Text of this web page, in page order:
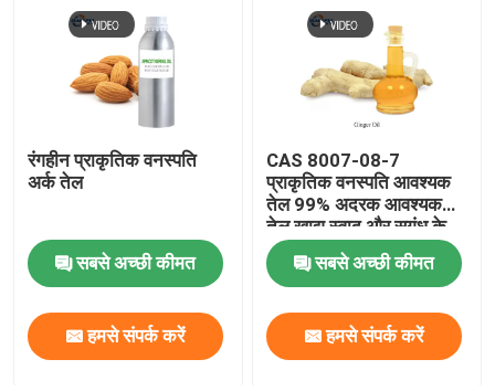
रंगहीन प्राकृतिक वनस्पति
अर्क तेल
सबसे अच्छी कीमत
हमसे संपर्क करें
CAS 8007-08-7
प्राकृतिक वनस्पति आवश्यक
तेल 99% अदरक आवश्यक
तेल खाद्य स्वाद और सुगंध के
लिए
सबसे अच्छी कीमत
हमसे संपर्क करें